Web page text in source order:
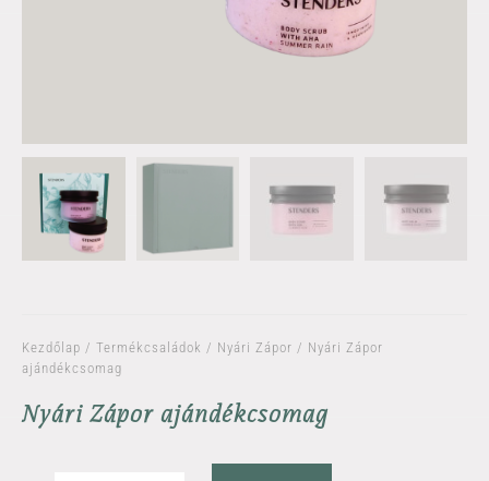
Kezdőlap / Termékcsaládok / Nyári Zápor / Nyári Zápor
ajándékcsomag
Nyári Zápor ajándékcsomag